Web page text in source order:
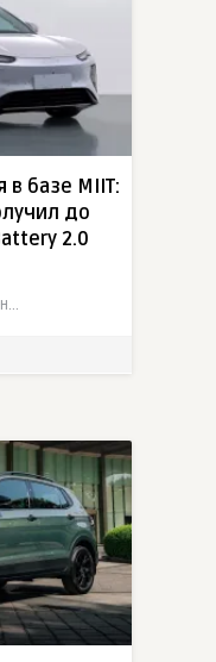
в базе MIIT:
до
2.0
В Китае через сертификационную базу MIIT раскрыли новый флагманский седан BYD Seal 08 EV. Модель длиной 5150 мм и с колесной базой 3030 мм получила сразу три силовые конфигурации, включая